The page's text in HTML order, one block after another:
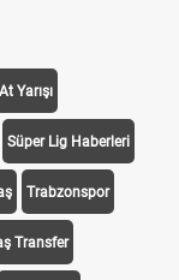
Süper Lig Haberleri
Trabzonspor
Transfer
Aktif Sayaç